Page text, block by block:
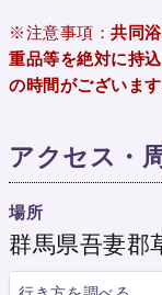
※注意事項：共同
重品等を絶対に持
の時間がございま
アクセス・
場所
群馬県吾妻郡